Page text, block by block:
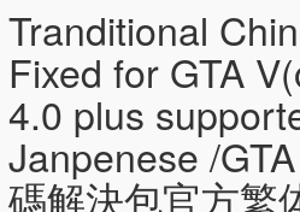
Tranditional
Fixed for GTA
4.0 plus
Janpenese /
碼解決包官方繁